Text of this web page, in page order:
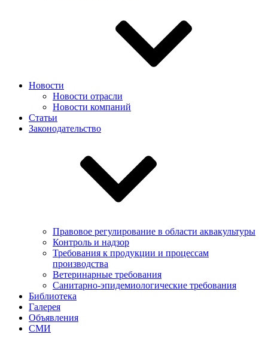
Новости
Новости отрасли
Новости компаний
Статьи
Законодательство
Правовое регулирование в области аквакультуры
Контроль и надзор
Требования к продукции и процессам
производства
Ветеринарные требования
Санитарно-эпидемиологические требования
Библиотека
Галерея
Объявления
СМИ